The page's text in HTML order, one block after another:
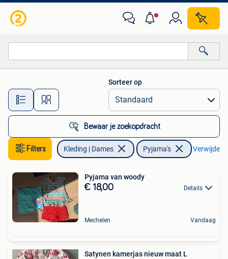
Alle afstanden…
Sorteer op
Bewaar je zoekopdracht
Filters Kleding | Dames Pyjama's Verwijder
Pyjama van woody
€ 18,00 Details
Mechelen Vandaag
Satynen kamerjas nieuw maat L